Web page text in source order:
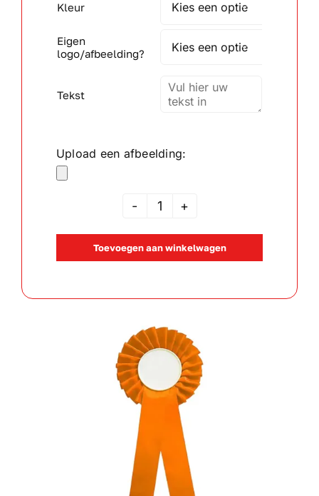
Aanbiedingen
Kleur 
Eigen
logo/afbeelding?

Tekst
Upload een afbeelding:
Rozet
Oranje
aantal
Toevoegen aan winkelwagen